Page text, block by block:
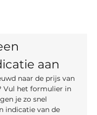
aan
naar de prijs van
Vul het formulier in
je zo snel
indicatie van de